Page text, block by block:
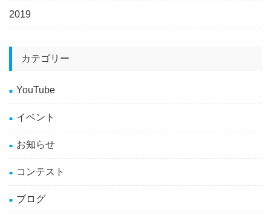
2019
カテゴリー
YouTube
イベント
お知らせ
コンテスト
ブログ